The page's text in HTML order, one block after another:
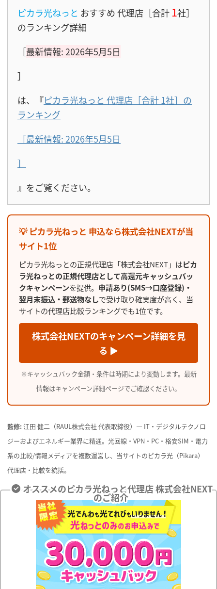
ピカラ光ねっと おすすめ 代理店［合計 1社］
のランキング詳細
［最新情報: 2026年5月5日
］
は、『ピカラ光ねっと 代理店［合計 1社］の
ランキング
［最新情報: 2026年5月5日
］
』をご覧ください。
💡 ピカラ光ねっと 申込なら株式会社NEXTが当
サイト1位
ピカラ光ねっとの正規代理店「株式会社NEXT」はピカ
ラ光ねっとの正規代理店として高還元キャッシュバッ
クキャンペーンを提供。 申請あり(SMS→口座登録)・
翌月末振込・郵送物なしで受け取り確実度が高く、当
サイトの代理店比較ランキングでも1位です。
株式会社NEXTのキャンペーン詳細を見
る ▶
※キャッシュバック金額・条件は時期により変動します。最新
情報はキャンペーン詳細ページでご確認ください。
監修:江田 健二（RAUL株式会社 代表取締役）— IT・デジタルテクノロ
ジーおよびエネルギー業界に精通。光回線・VPN・PC・格安SIM・電力
系の比較/情報メディアを複数運営し、当サイトのピカラ光（Pikara）
代理店・比較を統括。
オススメのピカラ光ねっと代理店 株式会社NEXT
のご紹介